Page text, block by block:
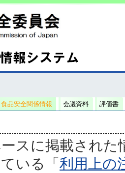
食品安全関係情報 会議資料 評価書
スに掲載された
いる「利用上の